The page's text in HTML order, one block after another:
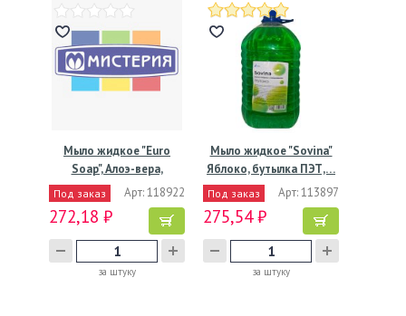
Мыло жидкое "Euro
Soap", Алоэ-вера,
бутылка…
Под заказ Арт: 118922
272,18 ₽
за штуку
Мыло жидкое "Sovina"
Яблоко, бутылка ПЭТ,…
Под заказ Арт: 113897
275,54 ₽
за штуку